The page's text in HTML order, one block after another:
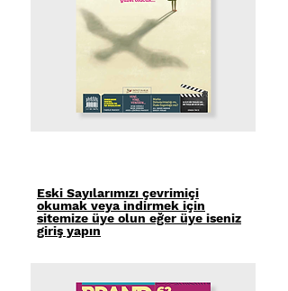
Eski Sayılarımızı çevrimiçi
okumak veya indirmek için
sitemize üye olun eğer üye iseniz
giriş yapın